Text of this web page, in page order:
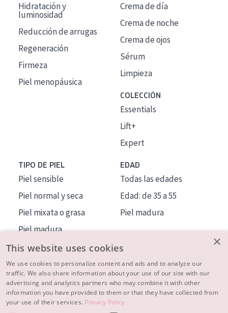
Hidratación y
luminosidad
Reducción de arrugas
Regeneración
Firmeza
Piel menopáusica
Crema de día
Crema de noche
Crema de ojos
Sérum
Limpieza
COLECCIÓN
Essentials
Lift+
Expert
TIPO DE PIEL
Piel sensible
Piel normal y seca
Piel mixata o grasa
Piel madura
Piel expuesta al sol
Piel menopáusica
EDAD
Todas las edades
Edad: de 35 a 55
Piel madura
MÁS SOBRE NOSOTROS
INSPIRACIÓN
×
This website uses cookies
We use cookies to personalize content and ads and to analyze our
traffic. We also share information about your use of our site with our
advertising and analytics partners who may combine it with other
information you have provided to them or that they have collected from
your use of their services. Privacy Policy